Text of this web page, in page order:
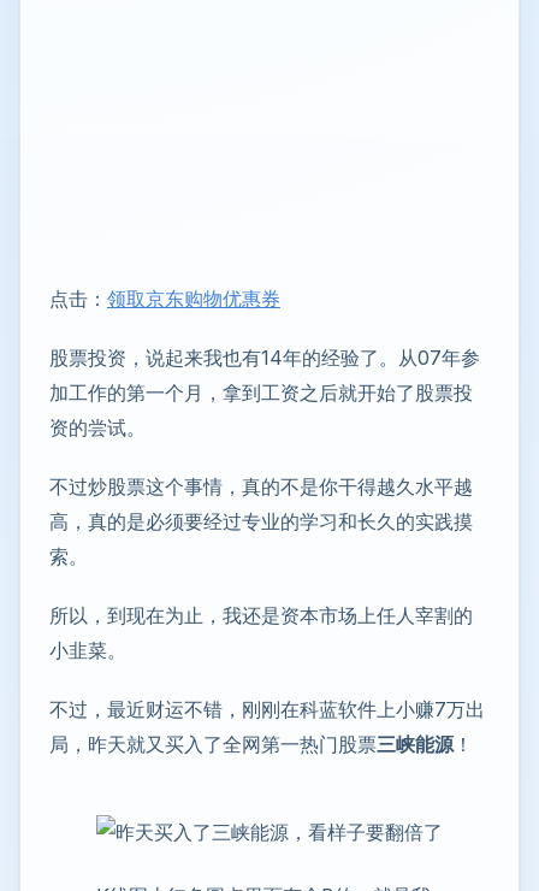
点击： 领取京东购物优惠券
股票投资，说起来我也有14年的经验了。从07年参
加工作的第一个月，拿到工资之后就开始了股票投
资的尝试。
不过炒股票这个事情，真的不是你干得越久水平越
高，真的是必须要经过专业的学习和长久的实践摸
索。
所以，到现在为止，我还是资本市场上任人宰割的
小韭菜。
不过，最近财运不错，刚刚在科蓝软件上小赚7万出
局，昨天就又买入了全网第一热门股票三峡能源！